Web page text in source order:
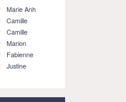
Marie Anh
Camille
Camille
Marion
Fabienne
Justine